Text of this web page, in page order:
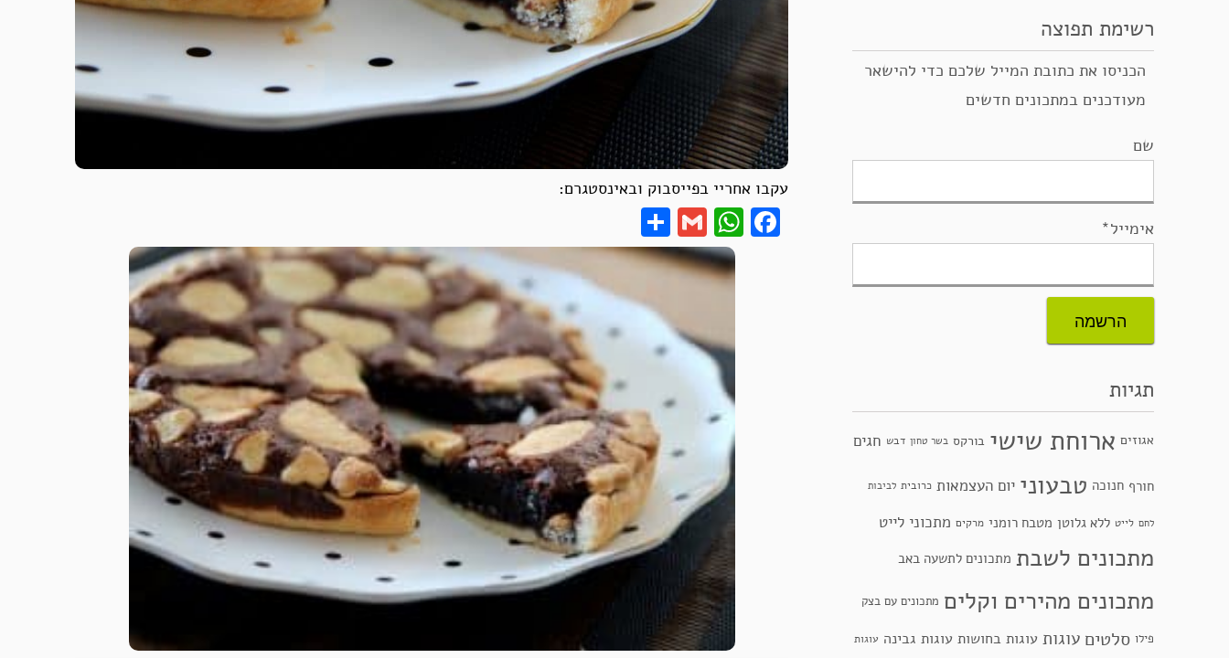
עקבו אחריי בפייסבוק ובאינסטגרם:
Facebook
WhatsApp
Gmail
רשימת תפוצה
הכניסו את כתובת המייל שלכם כדי להישאר
מעודכנים במתכונים חדשים
שם
אימייל*
תגיות
אגוזים ארוחת שישי בורקס בשר טחון דבש חגים
חורף חנוכה טבעוני יום העצמאות כרובית לביבות
לחם לייט ללא גלוטן מטבח רומני מרקים מתכוני לייט
מתכונים לשבת מתכונים לתשעה באב
מתכונים מהירים וקלים מתכונים עם בצק
פילו סלטים עוגות עוגות בחושות עוגות גבינה עוגות